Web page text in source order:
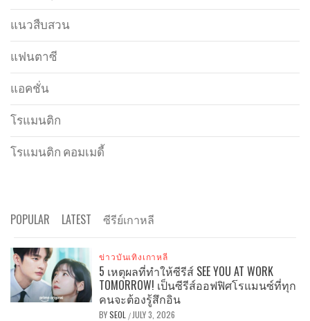
แนวสืบสวน
แฟนตาซี
แอคชั่น
โรแมนติก
โรแมนติก คอมเมดี้
POPULAR LATEST ซีรีย์เกาหลี
ข่าวบันเทิงเกาหลี
5 เหตุผลที่ทำให้ซีรีส์ SEE YOU AT WORK
TOMORROW! เป็นซีรีส์ออฟฟิศโรแมนซ์ที่ทุก
คนจะต้องรู้สึกอิน
BYSEOL / JULY 3, 2026